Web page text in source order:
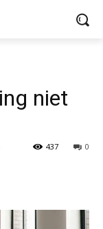
niet
0
437